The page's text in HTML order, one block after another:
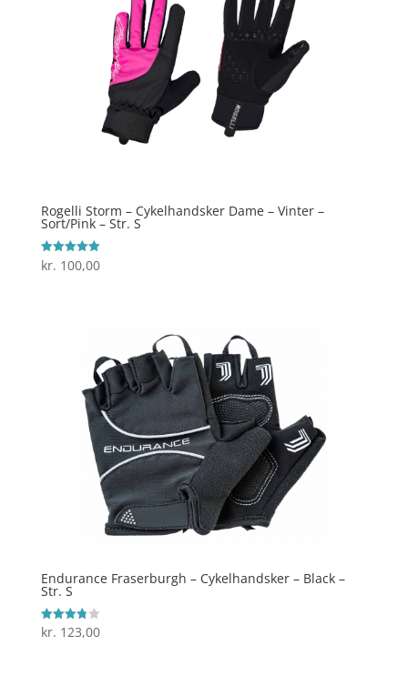
Rogelli Storm – Cykelhandsker Dame – Vinter –
Sort/Pink – Str. S
Vurderet
5
kr. 100,00
Endurance Fraserburgh – Cykelhandsker – Black –
Str. S
Vurderet
3.8
kr. 123,00